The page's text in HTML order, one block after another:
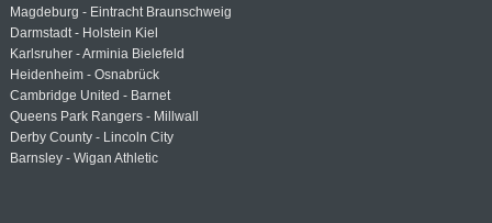
Magdeburg - Eintracht Braunschweig
Darmstadt - Holstein Kiel
Karlsruher - Arminia Bielefeld
Heidenheim - Osnabrück
Cambridge United - Barnet
Queens Park Rangers - Millwall
Derby County - Lincoln City
Barnsley - Wigan Athletic